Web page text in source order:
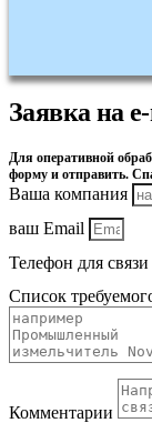
Заявка на
Для оперативной
форму и отправить.
Ваша компания
ваш Email
Телефон для связи
Список
Комментарии